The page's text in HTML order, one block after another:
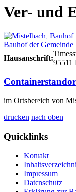
Ver- und
Bauhof der Gemeinde
Hausanschrift:
95511
im Ortsbereich von
drucken nach oben
Quicklinks
Kontakt
Impressum
Datenschutz